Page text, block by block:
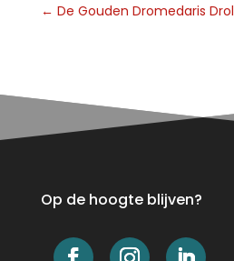
← De Gouden Dromedaris Drol
Op de hoogte blijven?